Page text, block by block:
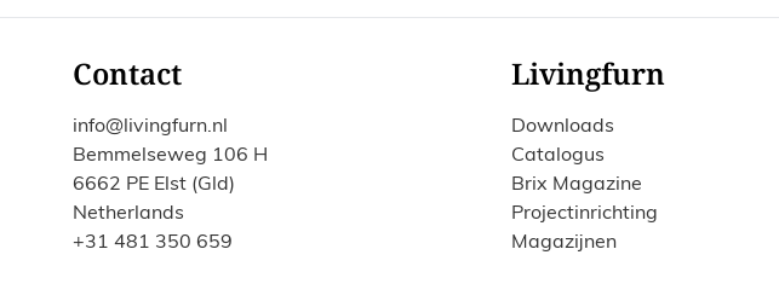
Contact
info@livingfurn.nl
Bemmelseweg 106 H
6662 PE Elst (Gld)
Netherlands
+31 481 350 659
Livingfurn
Downloads
Catalogus
Brix Magazine
Projectinrichting
Magazijnen